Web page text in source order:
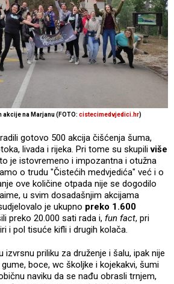
na Marjanu (FOTO: cistecimedvjedici.hr)
gotovo 500 akcija čišćenja šuma,
livada i rijeka. Pri tome su skupiliviše
je istovremeno i impozantna i otužna
o trudu "Čistećih medvjedića" već i o
ove količine otpada nije se dogodilo
u svim dosadašnjim akcijama
je ukupno preko 1.600
preko 20.000 sati rada i, fun fact, pri
i pol tisuće kifli i drugih kolača.
izvrsnu priliku za druženje i šalu, ipak nije
boce, wc školjke i kojekakvi, šumi
naviku da se nađu obrasli trnjem,